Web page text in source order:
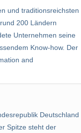
EUR
und traditionsreichsten
200 Ländern
Unternehmen seine
Know-how. Der
and
/ Behörde
Deutschland
Spitze steht der